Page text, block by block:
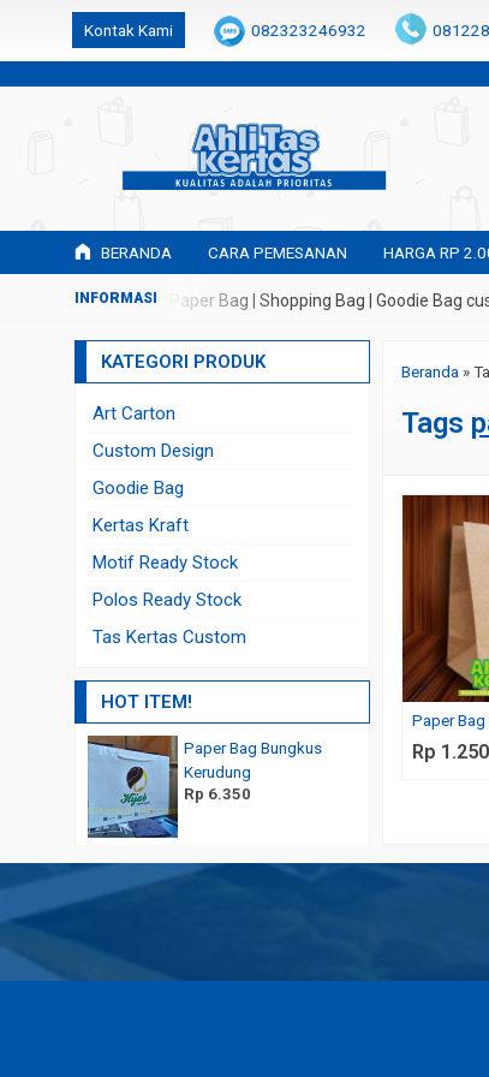
k6Ghe9jF9rmtx91MrSV7BIpW27id0SMW1kLEoe8rM2U
Kontak Kami 082323246932
BERANDA CARA PEMESANAN HARGA RP
Tas Kertas | Paper Bag | Shopping Bag | Goodie Bag
Beranda »
Tags
Paper
Rp 1.250
KATEGORI PRODUK
Art Carton
Custom Design
Goodie Bag
Kertas Kraft
Motif Ready Stock
Polos Ready Stock
Tas Kertas Custom
HOT ITEM!
Paper Bag Bungkus
Kerudung
Rp 6.350
Bikin Shopping